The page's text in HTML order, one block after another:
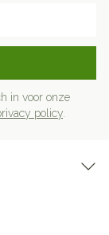
in voor onze
policy